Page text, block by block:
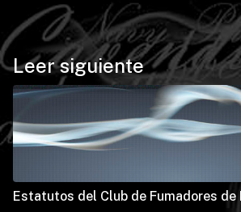
Leer siguiente
Estatutos del Club de Fumadores de